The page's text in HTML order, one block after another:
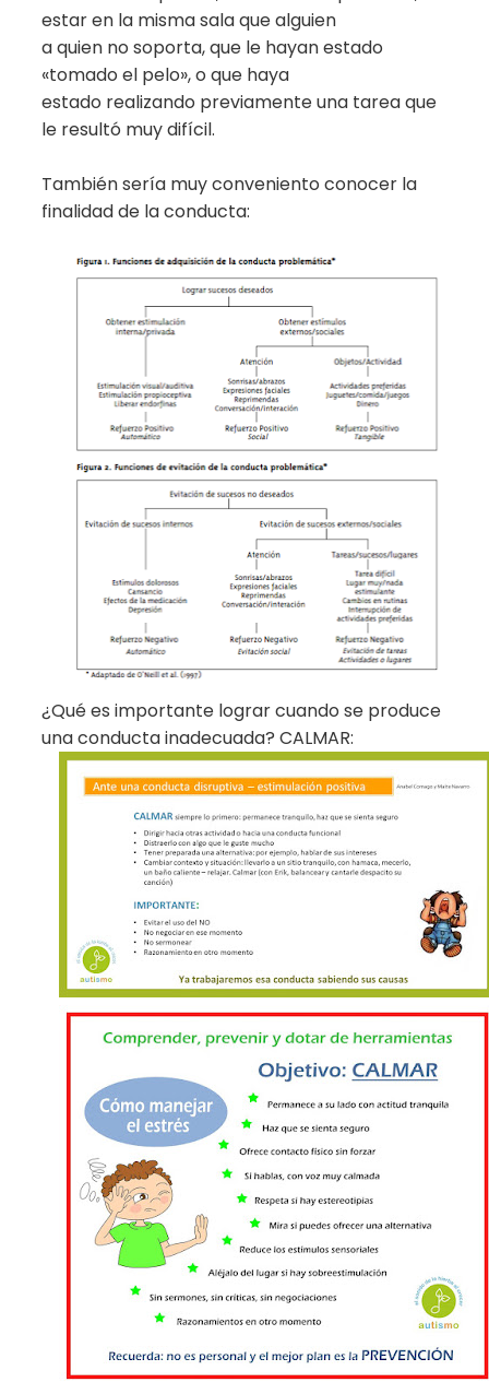
estar en la misma sala que alguien
a quien no soporta, que le hayan estado
«tomado el pelo», o que haya
estado realizando previamente una tarea que
le resultó muy difícil.
También sería muy conveniento conocer la
finalidad de la conducta:
¿Qué es importante lograr cuando se produce
una conducta inadecuada? CALMAR: